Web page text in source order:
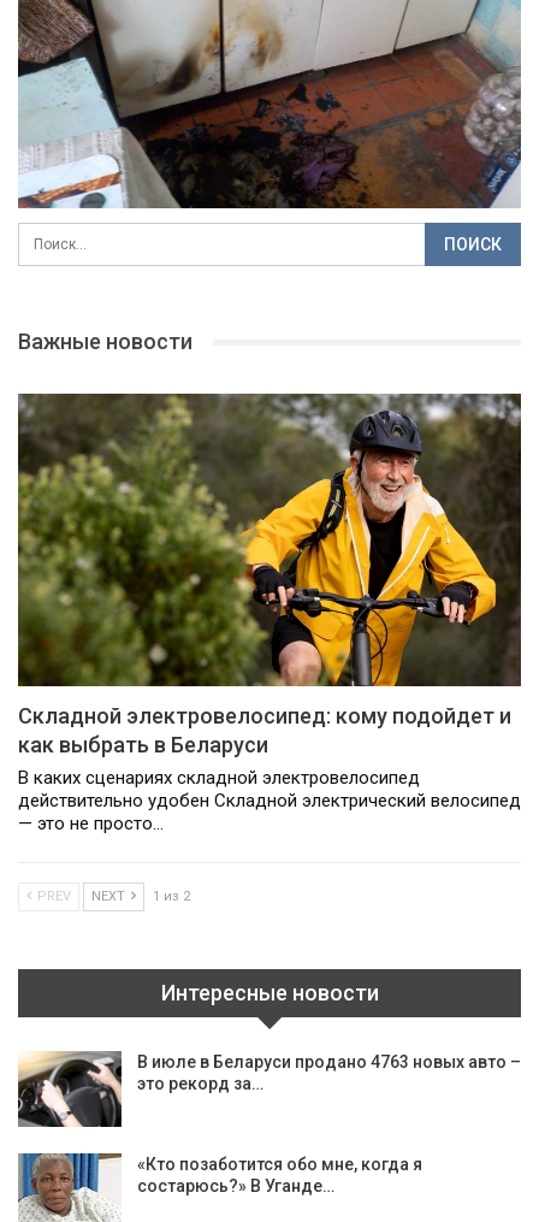
Важные новости
Складной электровелосипед: кому подойдет и
как выбрать в Беларуси
В каких сценариях складной электровелосипед
действительно удобен Складной электрический велосипед
— это не просто…
PREV NEXT 1 из 2
Интересные новости
В июле в Беларуси продано 4763 новых авто –
это рекорд за…
«Кто позаботится обо мне, когда я
состарюсь?» В Уганде…